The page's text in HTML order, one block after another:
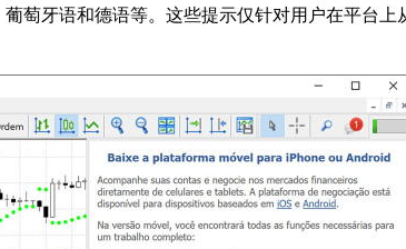
萄牙语和德语等。这些提示仅针对用户在平台上